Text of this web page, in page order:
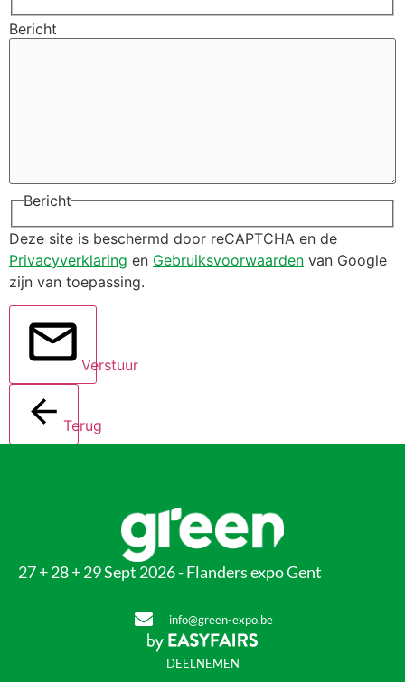
Bericht
Bericht
Deze site is beschermd door reCAPTCHA en de
Privacyverklaring en Gebruiksvoorwaarden van Google
zijn van toepassing.
Verstuur
Terug
27 + 28 + 29 Sept 2026 - Flanders expo Gent
info@green-expo.be
DEELNEMEN